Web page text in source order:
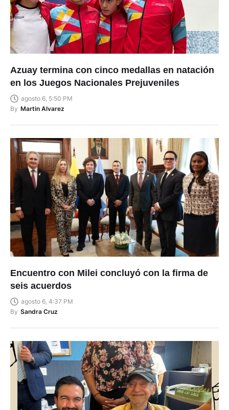
Azuay termina con cinco medallas en natación
en los Juegos Nacionales Prejuveniles
agosto 6, 5:50 PM
By Martin Alvarez
Encuentro con Milei concluyó con la firma de
seis acuerdos
agosto 6, 4:37 PM
By Sandra Cruz